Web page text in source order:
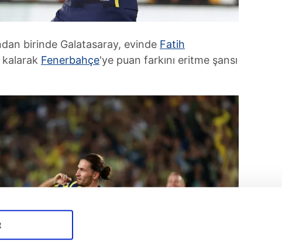
birinde Galatasaray, evinde Fatih
Fenerbahçe'ye puan farkını eritme şansı